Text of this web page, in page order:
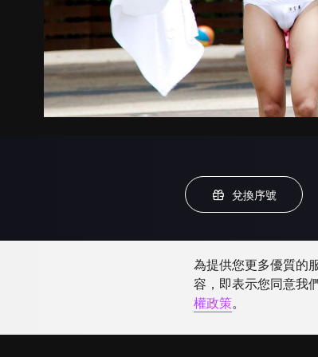
兌換序號
為提供您更多優質的
容，即表示您同意我
權政策。